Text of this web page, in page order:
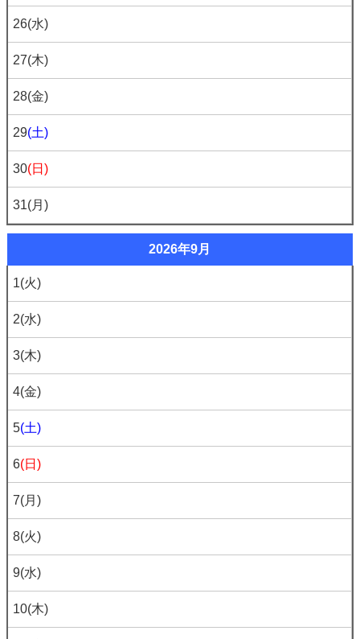
26(水)
27(木)
28(金)
29(土)
30(日)
31(月)
2026年9月
1(火)
2(水)
3(木)
4(金)
5(土)
6(日)
7(月)
8(火)
9(水)
10(木)